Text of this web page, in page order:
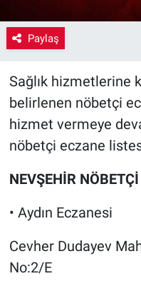
Paylaş
Sağlık hizmetlerine
belirlenen nöbetçi
hizmet vermeye
nöbetçi eczane
NEVŞEHİR
• Aydın Eczanesi
Cevher Dudayev
No:2/E